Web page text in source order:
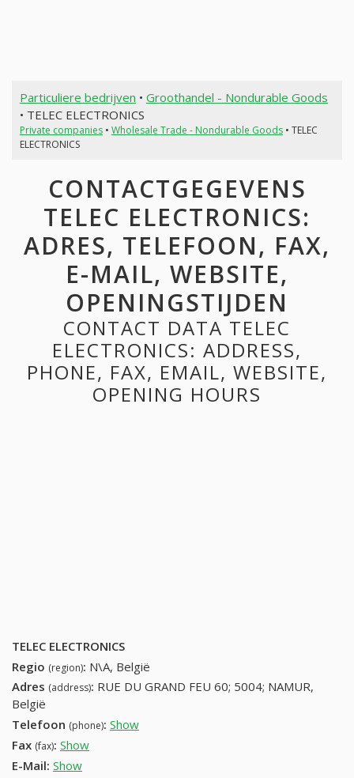
Particuliere bedrijven • Groothandel - Nondurable Goods
• TELEC ELECTRONICS
Private companies• Wholesale Trade - Nondurable Goods• TELEC
ELECTRONICS
CONTACTGEGEVENS
TELEC ELECTRONICS:
ADRES, TELEFOON, FAX,
E-MAIL, WEBSITE,
OPENINGSTIJDEN
CONTACT DATA TELEC
ELECTRONICS: ADDRESS,
PHONE, FAX, EMAIL, WEBSITE,
OPENING HOURS
TELEC ELECTRONICS
Regio (region): N\A, België
Adres (address): RUE DU GRAND FEU 60; 5004; NAMUR,
België
Telefoon (phone): Show
Fax (fax): Show
E-Mail: Show